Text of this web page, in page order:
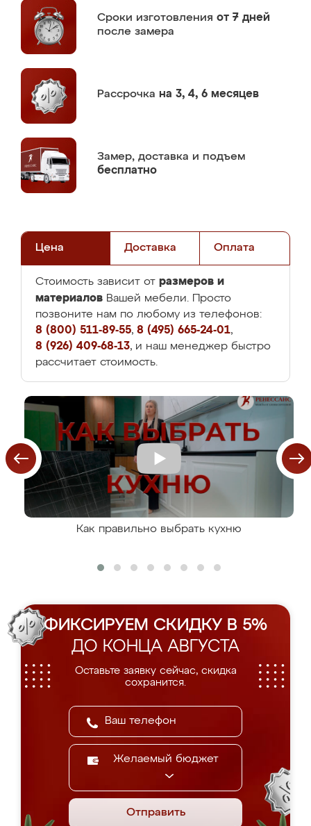
Сроки изготовления от 7 дней
после замера
Рассрочка на 3, 4, 6 месяцев
Замер, доставка и подъем
бесплатно
Цена Доставка Оплата
Стоимость зависит от размеров и
материалов Вашей мебели. Просто
позвоните нам по любому из телефонов:
8 (800) 511-89-55, 8 (495) 665-24-01,
8 (926) 409-68-13, и наш менеджер быстро
рассчитает стоимость.
Как правильно выбрать кухню
ФИКСИРУЕМ СКИДКУ В 5%
ДО КОНЦА АВГУСТА
Оставьте заявку сейчас, скидка
сохранится.
Желаемый бюджет
Отправить